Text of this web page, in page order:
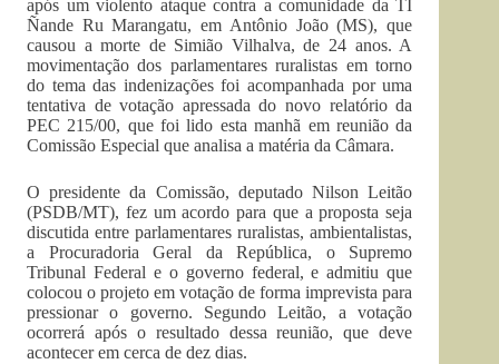
após um violento ataque contra a comunidade da TI
Ñande Ru Marangatu, em Antônio João (MS), que
causou a morte de Simião Vilhalva, de 24 anos. A
movimentação dos parlamentares ruralistas em torno
do tema das indenizações foi acompanhada por uma
tentativa de votação apressada do novo relatório da
PEC 215/00, que foi lido esta manhã em reunião da
Comissão Especial que analisa a matéria da Câmara.
O presidente da Comissão, deputado Nilson Leitão
(PSDB/MT), fez um acordo para que a proposta seja
discutida entre parlamentares ruralistas, ambientalistas,
a Procuradoria Geral da República, o Supremo
Tribunal Federal e o governo federal, e admitiu que
colocou o projeto em votação de forma imprevista para
pressionar o governo. Segundo Leitão, a votação
ocorrerá após o resultado dessa reunião, que deve
acontecer em cerca de dez dias.